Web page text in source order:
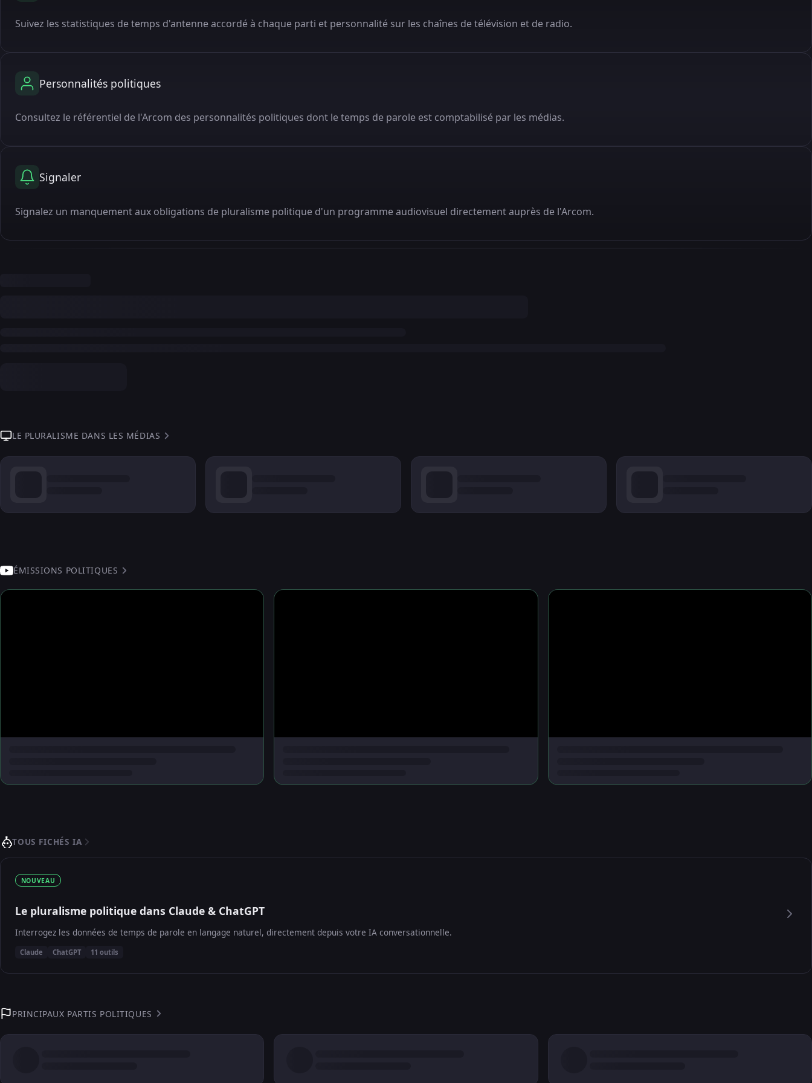
Suivez les statistiques de temps d'antenne accordé à chaque parti et personnalité sur les chaînes de télévision et de radio.
Personnalités politiques
Consultez le référentiel de l'Arcom des personnalités politiques dont le temps de parole est comptabilisé par les médias.
Signaler
Signalez un manquement aux obligations de pluralisme politique d'un programme audiovisuel directement auprès de l'Arcom.
LE PLURALISME DANS LES MÉDIAS
ÉMISSIONS POLITIQUES
TOUS FICHÉS IA
NOUVEAU
Le pluralisme politique dans Claude & ChatGPT
Interrogez les données de temps de parole en langage naturel, directement depuis votre IA conversationnelle.
Claude ChatGPT 11 outils
PRINCIPAUX PARTIS POLITIQUES